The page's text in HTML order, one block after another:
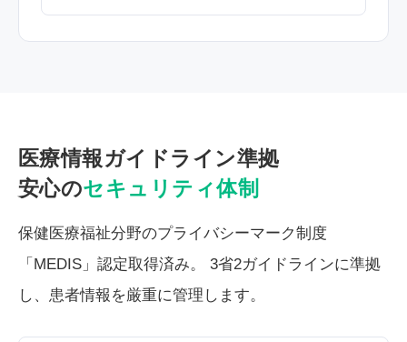
医療情報ガイドライン準拠
安心のセキュリティ体制
保健医療福祉分野のプライバシーマーク制度
「MEDIS」認定取得済み。 3省2ガイドラインに準拠
し、患者情報を厳重に管理します。